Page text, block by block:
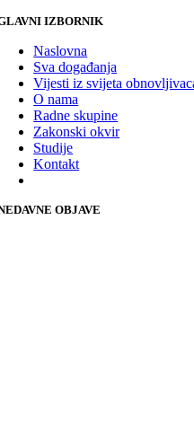
IZBORNIK
Naslovna
Sva događanja
Vijesti iz svijeta
O nama
Radne skupine
Zakonski okvir
Studije
Kontakt
OBJAVE